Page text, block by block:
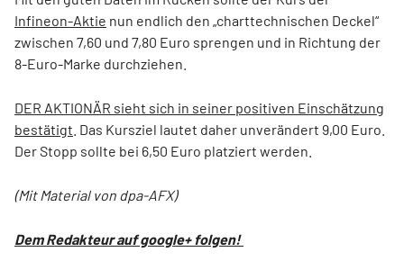
Infineon-Aktie nun endlich den „charttechnischen Deckel“
zwischen 7,60 und 7,80 Euro sprengen und in Richtung der
8-Euro-Marke durchziehen.
DER AKTIONÄR sieht sich in seiner positiven Einschätzung
bestätigt . Das Kursziel lautet daher unverändert 9,00 Euro.
Der Stopp sollte bei 6,50 Euro platziert werden.
(Mit Material von dpa-AFX)
Dem Redakteur auf google+ folgen!